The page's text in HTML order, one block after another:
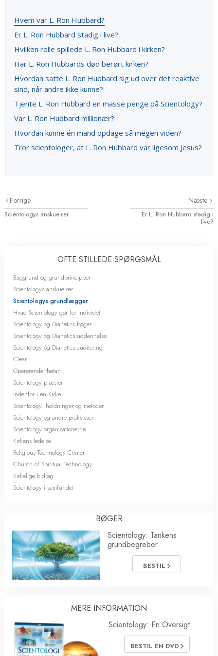
Hvem var L. Ron Hubbard?
Er L. Ron Hubbard stadig i live?
Hvilken rolle spillede L. Ron Hubbard i kirken?
Har L. Ron Hubbards død berørt kirken?
Hvordan satte L. Ron Hubbard sig ud over det reaktive
sind, når andre ikke kunne?
Tjente L. Ron Hubbard en masse penge på Scientology?
Var L. Ron Hubbard millionær?
Hvordan kunne én mand opdage så megen viden?
Tror scientologer, at L. Ron Hubbard var ligesom Jesus?
Forrige
Scientologys anskuelser
Næste
Er L. Ron Hubbard stadig i
live?
OFTE STILLEDE SPØRGSMÅL
Baggrund og grundprincipper
Scientologys anskuelser
Scientologys grundlægger
Hvad Scientology gør for individet
Scientology og Dianetics bøger
Scientology og Dianetics uddannelse
Scientology og Dianetics auditering
Clear
Opererende thetan
Scientology præster
Indenfor i en Kirke
Scientology: holdninger og metoder
Scientology og andre praksisser
Scientology organisationerne
Kirkens ledelse
Religious Technology Center
Church of Spiritual Technology
Kirkelige bidrag
Scientology i samfundet
BØGER
Scientology: Tankens
grundbegreber
BESTIL
MERE INFORMATION
Scientology: En Oversigt
BESTIL EN DVD